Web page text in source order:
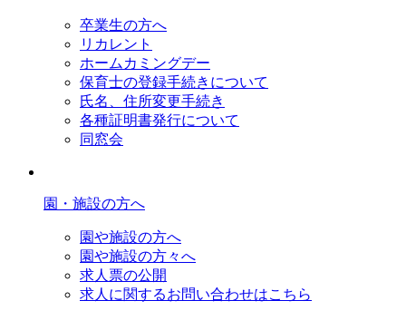
卒業生の方へ
リカレント
ホームカミングデー
保育士の登録手続きについて
氏名、住所変更手続き
各種証明書発行について
同窓会
園・施設の方へ
園や施設の方へ
園や施設の方々へ
求人票の公開
求人に関するお問い合わせはこちら